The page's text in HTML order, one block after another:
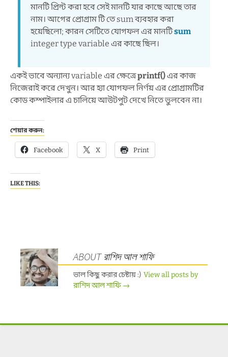
মানটি প্রিন্ট করা হবে সেই মানটি যার কাছে আছে তার
নাম। আগের প্রোগ্রাম টি তে sum ব্যবহার করা
হয়েছিলো; কারন সেটিতে যোগফল এর মানটিsum
integer type variable এর কাছে ছিল।
একই ভাবে অন্যান্য variable এর ক্ষেত্রেprintf()এর কাজ
নিজেরাই করে দেখুন। আর হ্যা যোগফল নির্ণয় এর প্রোগ্রামটির
কোড কম্পাইলার এ চালিয়ে আউটপুট দেখে নিতে ভুলবেন না।
শেয়ার করুন:
Facebook X Print
LIKE THIS:
ABOUT রাশিদ আল শাফি
ভাল কিছু করার চেষ্টায় :) View all posts by
রাশিদ আল শাফি →